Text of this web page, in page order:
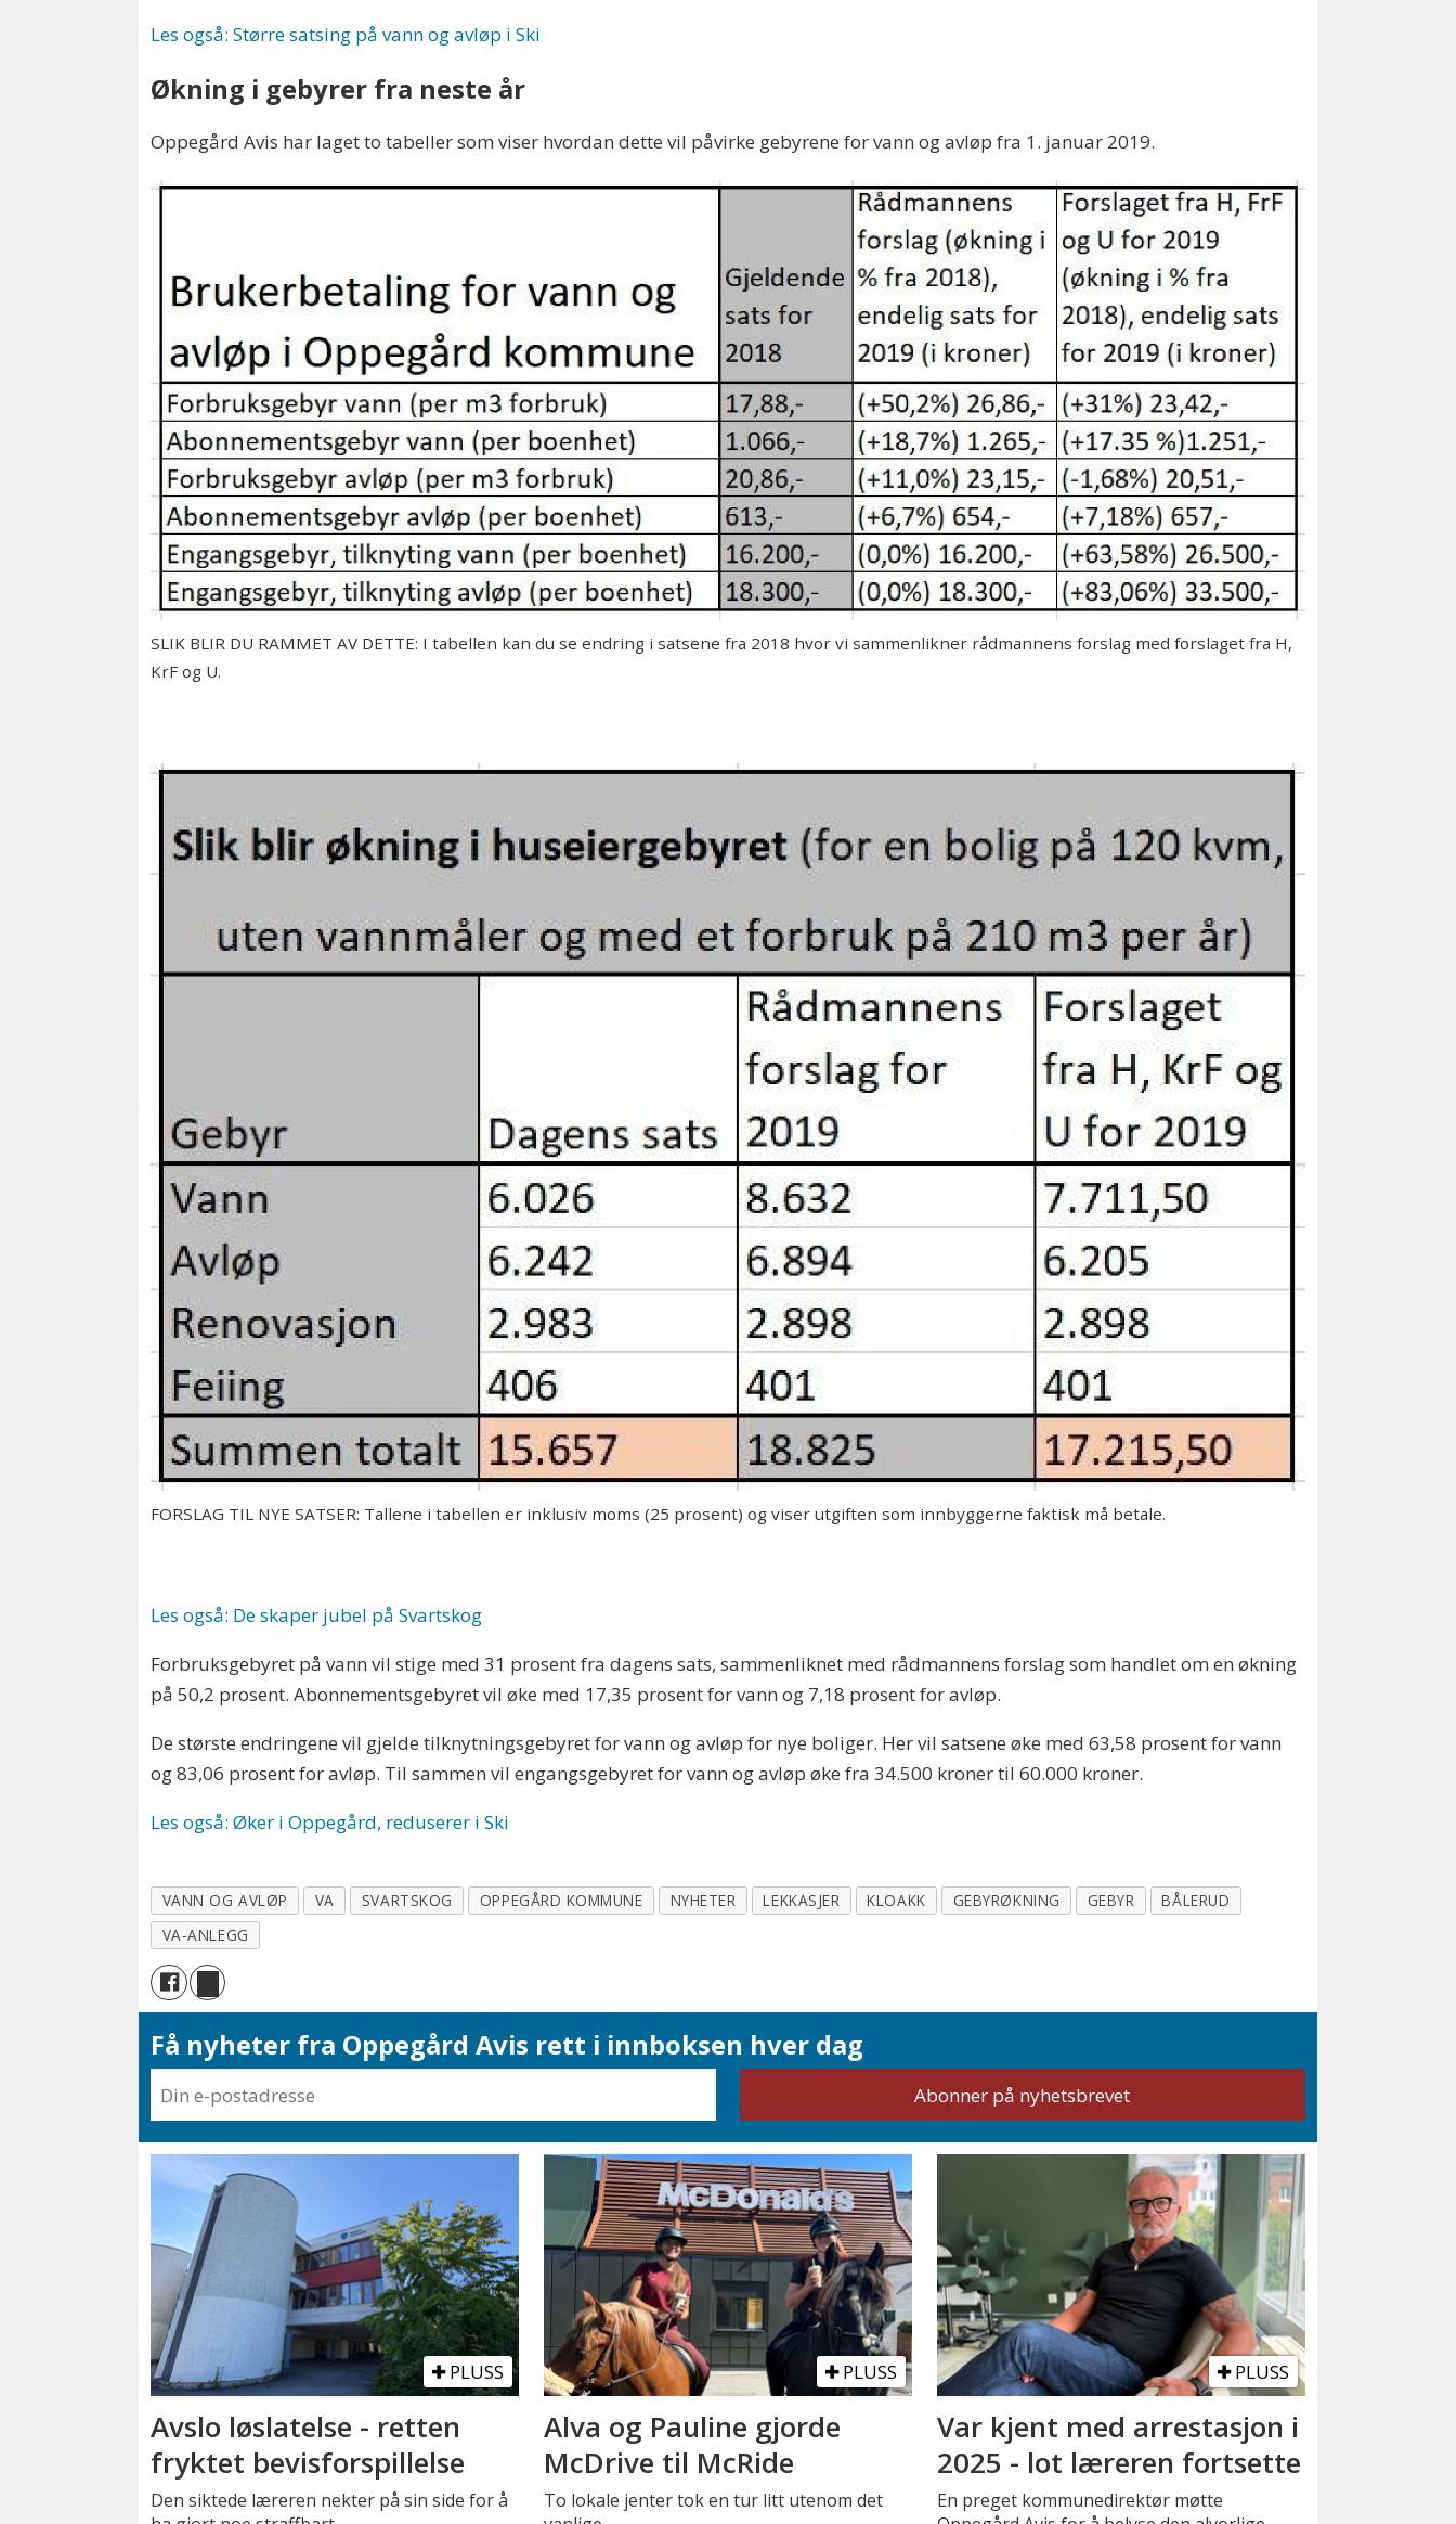
Les også: Større satsing på vann og avløp i Ski
Økning i gebyrer fra neste år
Oppegård Avis har laget to tabeller som viser hvordan dette vil påvirke gebyrene for vann og avløp fra 1. januar 2019.
SLIK BLIR DU RAMMET AV DETTE: I tabellen kan du se endring i satsene fra 2018 hvor vi sammenlikner rådmannens forslag med forslaget fra H,
KrF og U.
FORSLAG TIL NYE SATSER: Tallene i tabellen er inklusiv moms (25 prosent) og viser utgiften som innbyggerne faktisk må betale.
Les også: De skaper jubel på Svartskog
Forbruksgebyret på vann vil stige med 31 prosent fra dagens sats, sammenliknet med rådmannens forslag som handlet om en økning
på 50,2 prosent. Abonnementsgebyret vil øke med 17,35 prosent for vann og 7,18 prosent for avløp.
De største endringene vil gjelde tilknytningsgebyret for vann og avløp for nye boliger. Her vil satsene øke med 63,58 prosent for vann
og 83,06 prosent for avløp. Til sammen vil engangsgebyret for vann og avløp øke fra 34.500 kroner til 60.000 kroner.
Les også: Øker i Oppegård, reduserer i Ski
VANN OG AVLØP VA SVARTSKOG OPPEGÅRD KOMMUNE NYHETER LEKKASJER KLOAKK GEBYRØKNING GEBYR
BÅLERUD
VA-ANLEGG
Få nyheter fra Oppegård Avis rett i innboksen hver dag
PLUSS
Avslo løslatelse - retten
fryktet bevisforspillelse
Den siktede læreren nekter på sin side for å
PLUSS
Alva og Pauline gjorde
McDrive til McRide
To lokale jenter tok en tur litt utenom det
PLUSS
Var kjent med arrestasjon i
2025 - lot læreren fortsette
En preget kommunedirektør møtte